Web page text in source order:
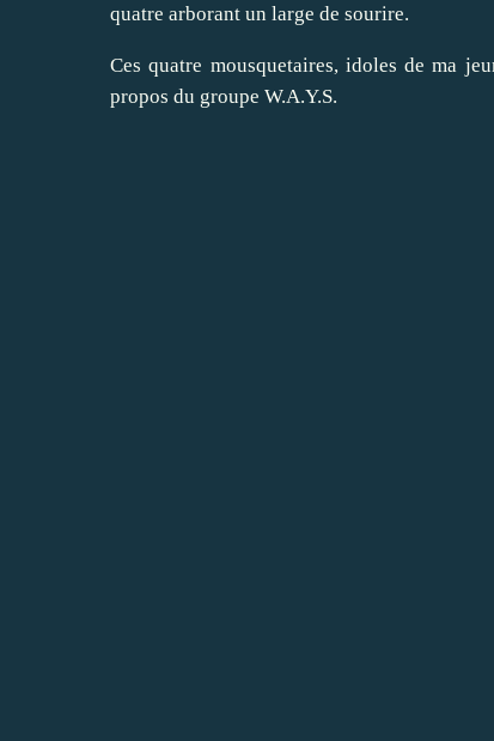
quatre arborant un large de sourire.
Ces quatre mousquetaires, idoles de ma
propos du groupe W.A.Y.S.